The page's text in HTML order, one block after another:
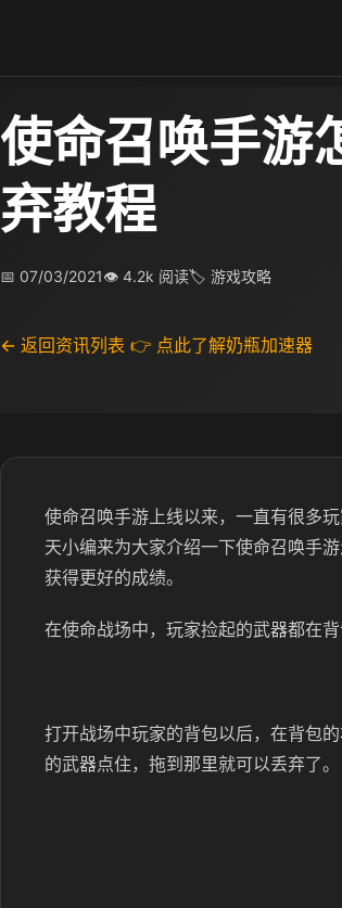
使命召唤手游
弃教程
📅 07/03/2021👁 4.2k 阅读🏷 游戏攻略
← 返回资讯列表 👉 点此了解奶瓶加速器
使命召唤手游上线以来，一直有很多
天小编来为大家介绍一下使命召唤手
获得更好的成绩。
在使命战场中，玩家捡起的武器都在
打开战场中玩家的背包以后，在背包
的武器点住，拖到那里就可以丢弃了。